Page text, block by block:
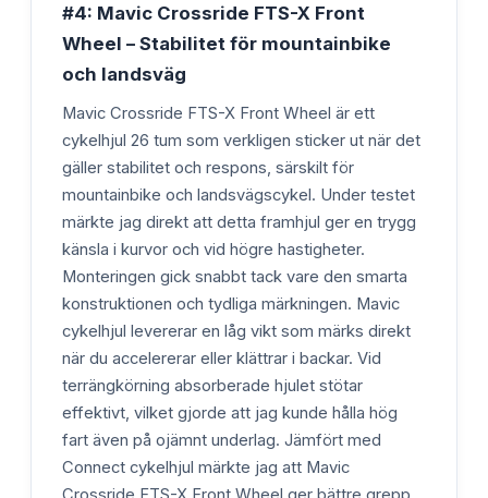
#4: Mavic Crossride FTS-X Front
Wheel – Stabilitet för mountainbike
och landsväg
Mavic Crossride FTS-X Front Wheel är ett
cykelhjul 26 tum som verkligen sticker ut när det
gäller stabilitet och respons, särskilt för
mountainbike och landsvägscykel. Under testet
märkte jag direkt att detta framhjul ger en trygg
känsla i kurvor och vid högre hastigheter.
Monteringen gick snabbt tack vare den smarta
konstruktionen och tydliga märkningen. Mavic
cykelhjul levererar en låg vikt som märks direkt
när du accelererar eller klättrar i backar. Vid
terrängkörning absorberade hjulet stötar
effektivt, vilket gjorde att jag kunde hålla hög
fart även på ojämnt underlag. Jämfört med
Connect cykelhjul märkte jag att Mavic